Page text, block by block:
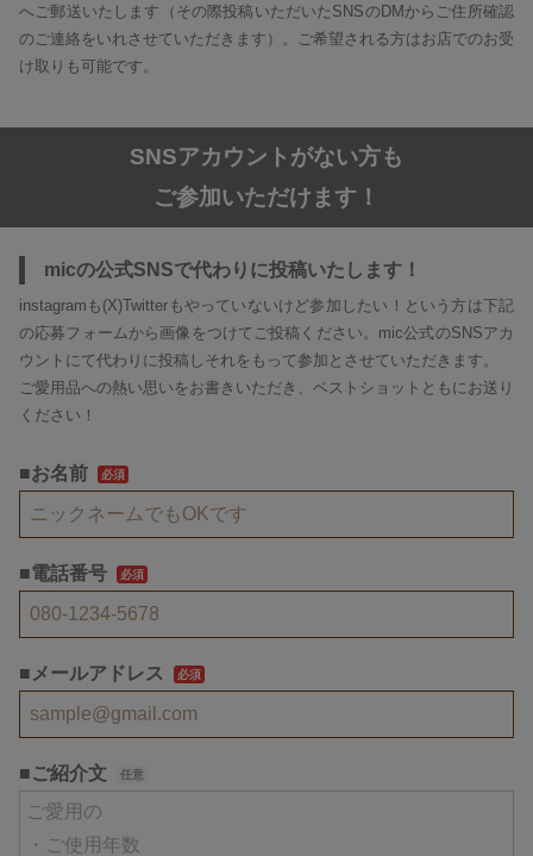
へご郵送いたします（その際投稿いただいたSNSのDMからご住所確認
のご連絡をいれさせていただきます）。ご希望される方はお店でのお受
け取りも可能です。
SNSアカウントがない方も
ご参加いただけます！
micの公式SNSで代わりに投稿いたします！
instagramも(X)Twitterもやっていないけど参加したい！という方は下記
の応募フォームから画像をつけてご投稿ください。mic公式のSNSアカ
ウントにて代わりに投稿しそれをもって参加とさせていただきます。
ご愛用品への熱い思いをお書きいただき、ベストショットともにお送り
ください！
■お名前
■電話番号
■メールアドレス
■ご紹介文